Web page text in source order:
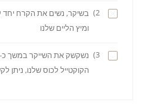
2)
בשיקר, נשים את הקרח
ומיץ הליים שלנו
3)
הקוקטייל לכוס שלנו, ניתן